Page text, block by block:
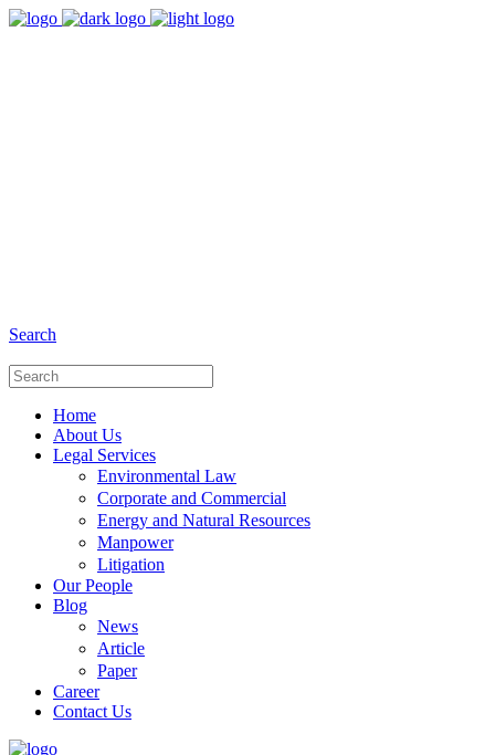
Search
Home
About Us
Legal Services
Environmental Law
Corporate and Commercial
Energy and Natural Resources
Manpower
Litigation
Our People
Blog
News
Article
Paper
Career
Contact Us